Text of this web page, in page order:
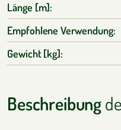
Länge [m]:
Empfohlene Verwendung:
Gewicht [kg]:
Beschreibung